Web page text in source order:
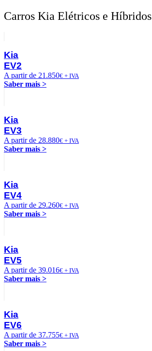
Carros Kia Elétricos e Híbridos
Kia
EV2
A partir de 21.850€ + IVA
Saber mais >
Kia
EV3
A partir de 28.880€ + IVA
Saber mais >
Kia
EV4
A partir de 29.260€ + IVA
Saber mais >
Kia
EV5
A partir de 39.016€ + IVA
Saber mais >
Kia
EV6
A partir de 37.755€ + IVA
Saber mais >